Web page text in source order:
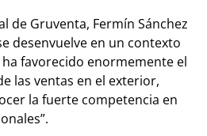
de Gruventa, Fermín Sánchez
desenvuelve en un contexto
favorecido enormemente el
las ventas en el exterior,
la fuerte competencia en